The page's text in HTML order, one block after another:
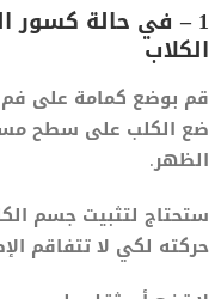
1 – في حالة كسور
الكلاب
قم بوضع كمامة على فم
ضع الكلب على سطح
الظهر.
ستحتاج لتثبيت جسم
حركته لكي لا تتفاقم